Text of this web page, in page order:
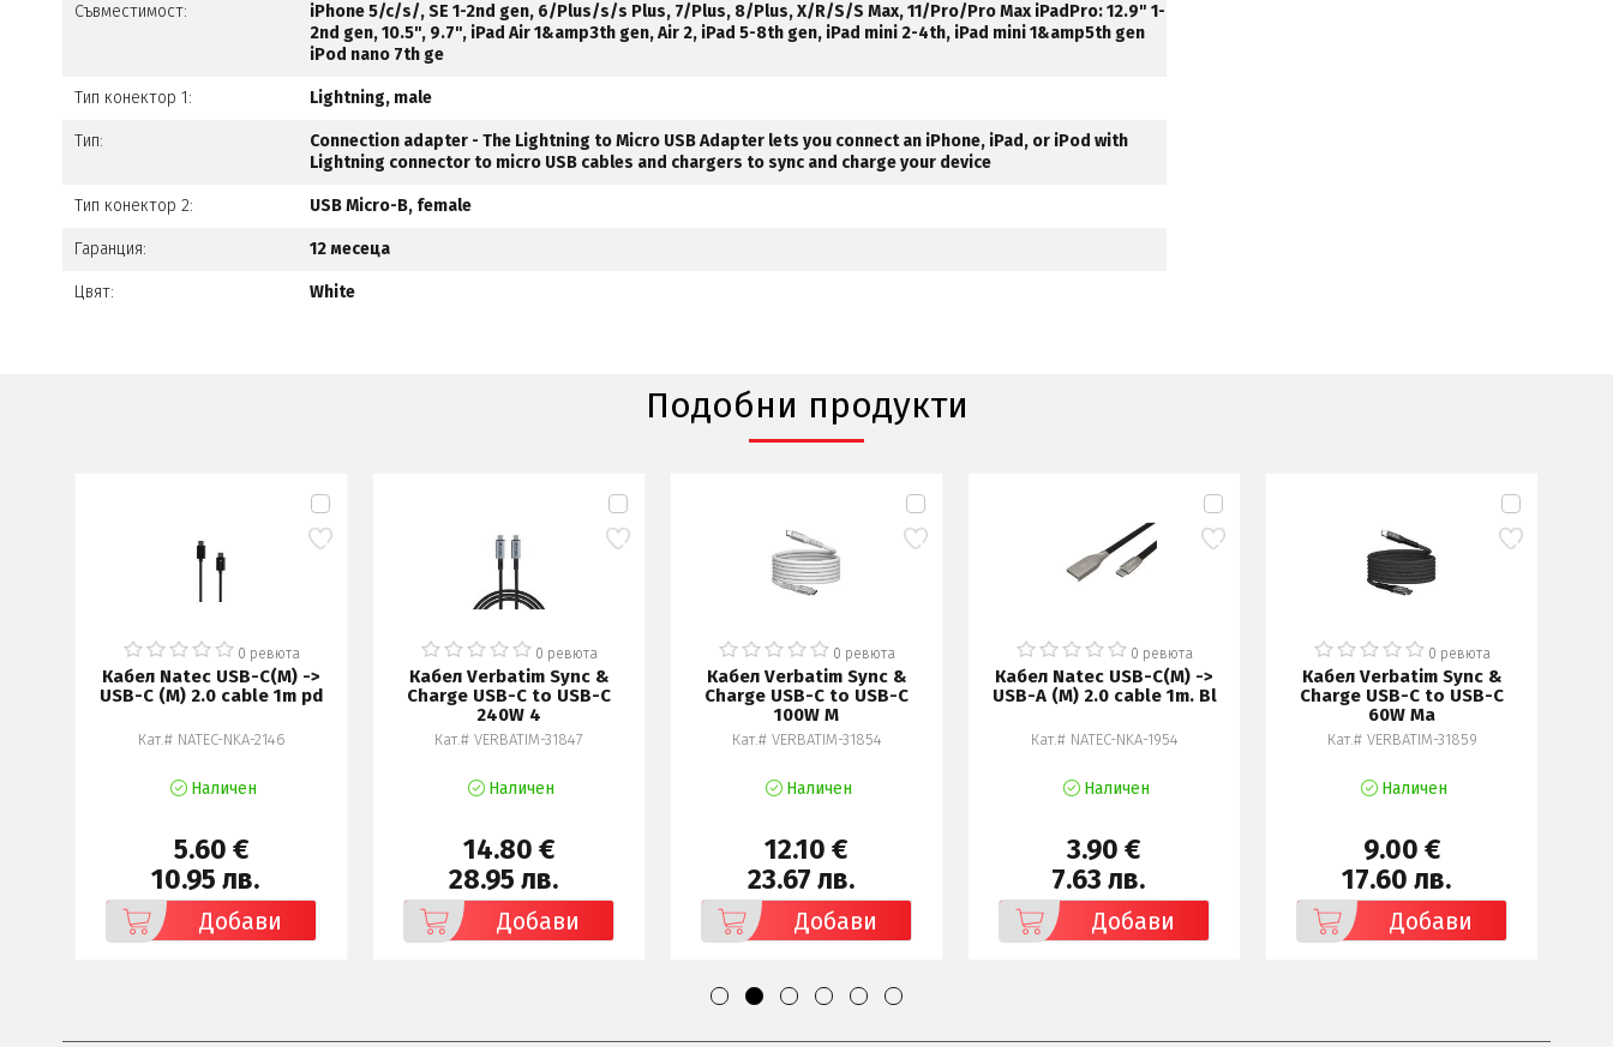
Съвместимост:
iPhone 5/c/s/, SE 1-2nd gen, 6/Plus/s/s Plus, 7/Plus, 8/Plus, X/R/S/S Max, 11/Pro/Pro Max iPadPro: 12.9" 1-
2nd gen, 10.5", 9.7", iPad Air 1&amp3th gen, Air 2, iPad 5-8th gen, iPad mini 2-4th, iPad mini 1&amp5th gen
iPod nano 7th ge
Тип конектор 1: Lightning, male
Тип:
Connection adapter - The Lightning to Micro USB Adapter lets you connect an iPhone, iPad, or iPod with
Lightning connector to micro USB cables and chargers to sync and charge your device
Тип конектор 2: USB Micro-B, female
Гаранция: 12 месеца
Цвят: White
Подобни продукти
0 ревюта
Кабел Natec USB-C(M) ->
USB-C (M) 2.0 cable 1m pd
Кат.# NATEC-NKA-2146
Наличен
5.60 €
10.95 лв.
Добави
0 ревюта
Кабел Verbatim Sync &
Charge USB-C to USB-C
240W 4
Кат.# VERBATIM-31847
Наличен
14.80 €
28.95 лв.
Добави
0 ревюта
Кабел Verbatim Sync &
Charge USB-C to USB-C
100W M
Кат.# VERBATIM-31854
Наличен
12.10 €
23.67 лв.
Добави
0 ревюта
Кабел Natec USB-C(M) ->
USB-A (M) 2.0 cable 1m. Bl
Кат.# NATEC-NKA-1954
Наличен
3.90 €
7.63 лв.
Добави
0 ревюта
Кабел Verbatim Sync &
Charge USB-C to USB-C
60W Ma
Кат.# VERBATIM-31859
Наличен
9.00 €
17.60 лв.
Добави